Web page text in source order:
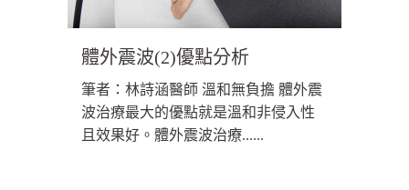
體外震波(2)優點分析
筆者：林詩涵醫師 溫和無負擔 體外震
波治療最大的優點就是溫和非侵入性
且效果好。體外震波治療......